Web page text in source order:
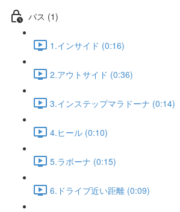
パス (1)
1.インサイド (0:16)
2.アウトサイド (0:36)
3.インステップマラドーナ (0:14)
4.ヒール (0:10)
5.ラボーナ (0:15)
6.ドライブ近い距離 (0:09)